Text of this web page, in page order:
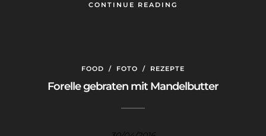
CONTINUE READING
FOOD / FOTO / REZEPTE
Forelle gebraten mit Mandelbutter